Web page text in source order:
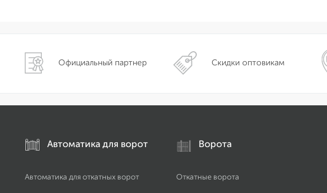
Официальный партнер Скидки оптовикам
Автоматика для ворот
Автоматика для откатных ворот
Ворота
Откатные ворота